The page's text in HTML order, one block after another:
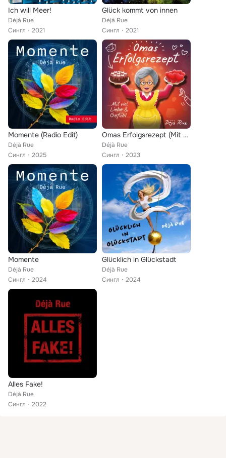
Ich will Meer!
Déjà Rue
Сингл
2021
Glück kommt von innen
Déjà Rue
Сингл
2021
Momente (Radio Edit)
Déjà Rue
Сингл
2025
Omas Erfolgsrezept (Mit viel Liebe & Gefühl)
Déjà Rue
Сингл
2023
Momente
Déjà Rue
Сингл
2024
Glücklich in Glückstadt
Déjà Rue
Сингл
2024
Alles Fake!
Déjà Rue
Сингл
2022